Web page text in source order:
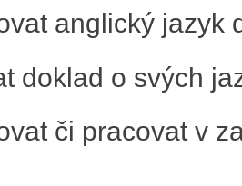
anglický jazyk
doklad o svých
či pracovat v